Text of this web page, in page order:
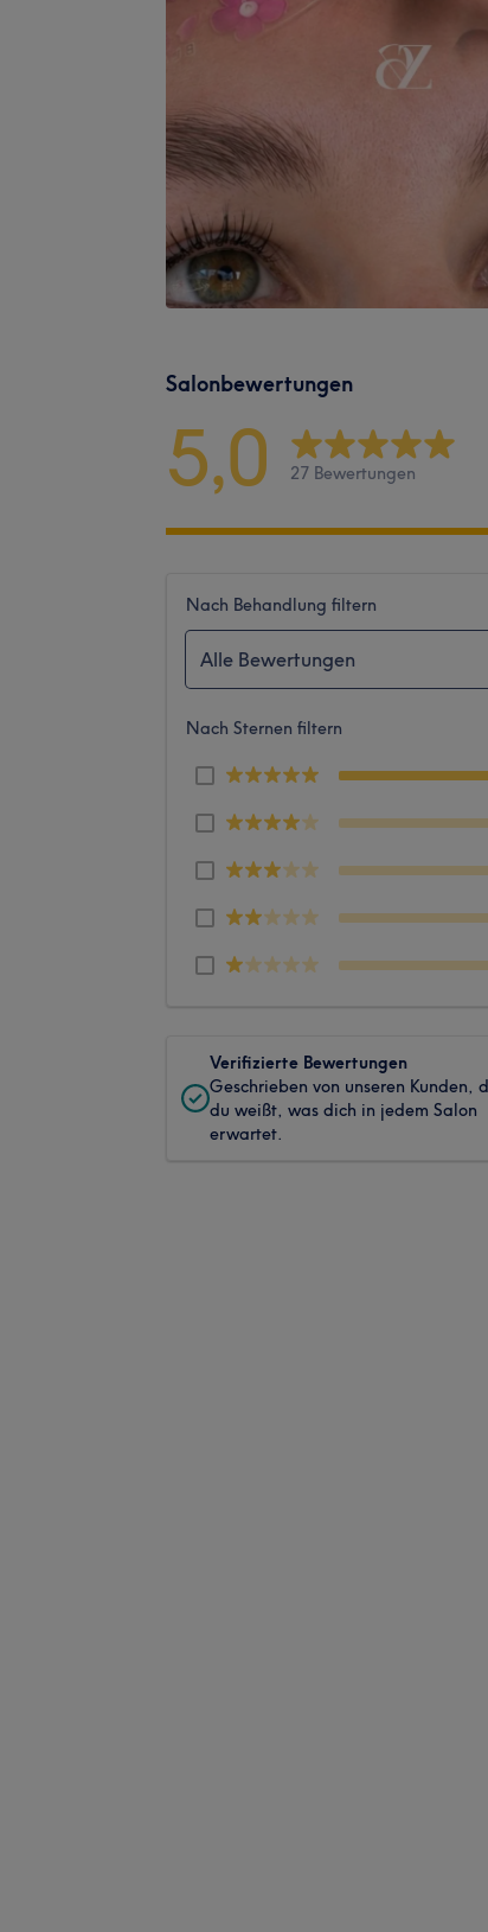
Salonbewertungen
5,0 27 Bewertungen
Nach Behandlung filtern
Alle Bewertungen
Nach Sternen filtern
Verifizierte Bewertungen
Geschrieben von unseren Kunden,
du weißt, was dich in jedem Salon
erwartet.